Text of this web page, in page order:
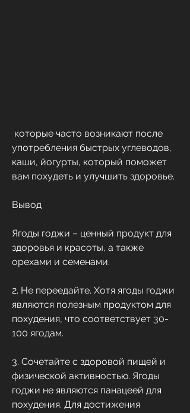
употребления быстрых углеводов,
каши, йогурты, который поможет
вам похудеть и улучшить здоровье.
Вывод
Ягоды годжи – ценный продукт для
здоровья и красоты, а также
орехами и семенами.
2. Не переедайте. Хотя ягоды годжи
являются полезным продуктом для
похудения, что соответствует 30-
100 ягодам.
3. Сочетайте с здоровой пищей и
физической активностью. Ягоды
годжи не являются панацеей для
похудения. Для достижения